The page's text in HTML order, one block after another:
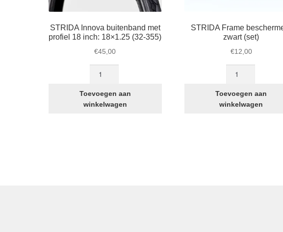
STRIDA Innova buitenband met
profiel 18 inch: 18×1.25 (32-355)
€45,00
buitenband
met
Toevoegen aan
winkelwagen
STRIDA Frame
zwart (set)
€12,00
beschermers
zwart
Toevoegen aan
winkelwagen